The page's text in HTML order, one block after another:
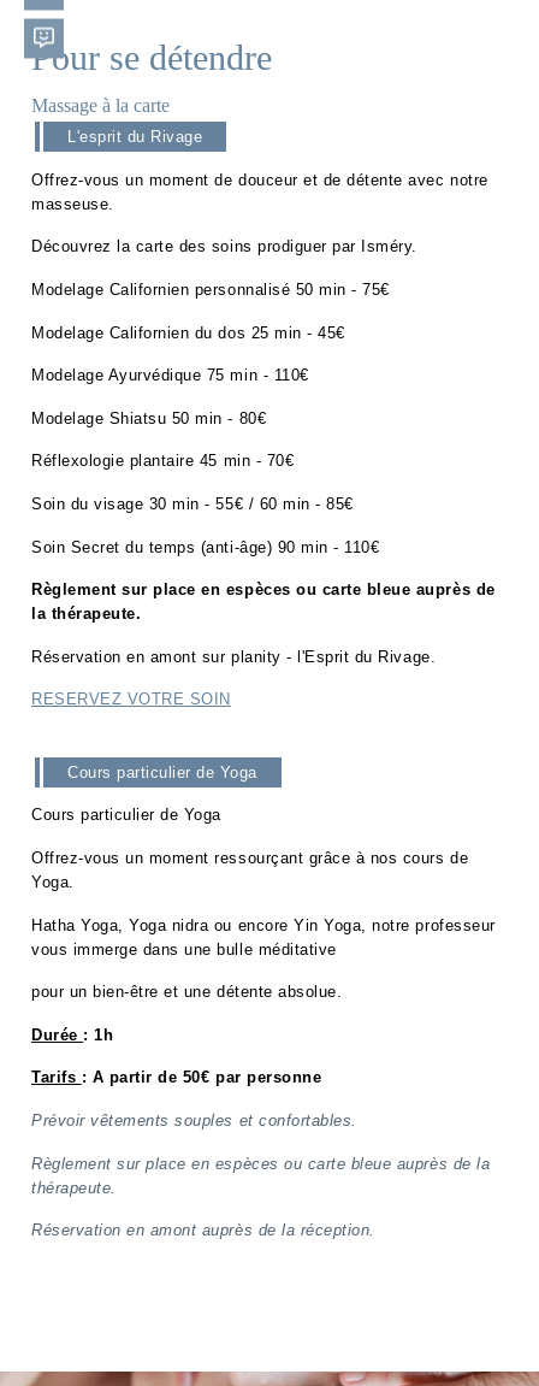
Pour se détendre
Massage à la carte
L'esprit du Rivage
Offrez-vous un moment de douceur et de détente avec notre
masseuse.
Découvrez la carte des soins prodiguer par Isméry.
Modelage Californien personnalisé 50 min - 75€
Modelage Californien du dos 25 min - 45€
Modelage Ayurvédique 75 min - 110€
Modelage Shiatsu 50 min - 80€
Réflexologie plantaire 45 min - 70€
Soin du visage 30 min - 55€ / 60 min - 85€
Soin Secret du temps (anti-âge) 90 min - 110€
Règlement sur place en espèces ou carte bleue auprès de
la thérapeute.
Réservation en amont sur planity - l'Esprit du Rivage.
RESERVEZ VOTRE SOIN
Cours particulier de Yoga
Cours particulier de Yoga
Offrez-vous un moment ressourçant grâce à nos cours de
Yoga.
Hatha Yoga, Yoga nidra ou encore Yin Yoga, notre professeur
vous immerge dans une bulle méditative
pour un bien-être et une détente absolue.
Durée : 1h
Tarifs : A partir de 50€ par personne
Prévoir vêtements souples et confortables.
Règlement sur place en espèces ou carte bleue auprès de la
thérapeute.
Réservation en amont auprès de la réception.